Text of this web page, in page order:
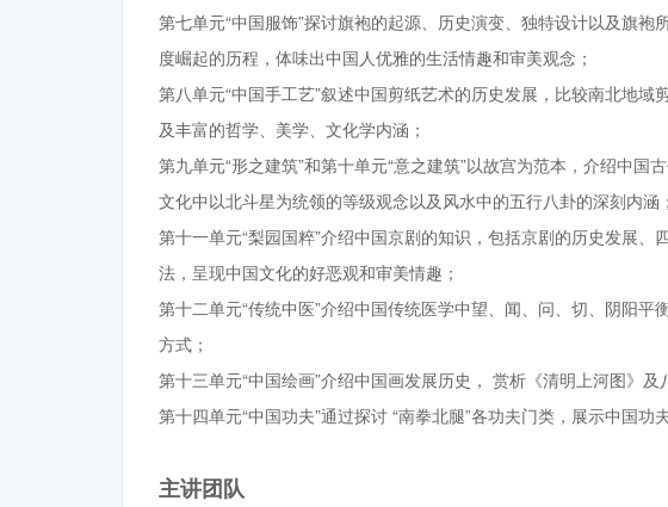
第七单元“中国服饰”探讨旗袍的起源、历史演变、独特设计以及旗
度崛起的历程，体味出中国人优雅的生活情趣和审美观念；
第八单元“中国手工艺”叙述中国剪纸艺术的历史发展，比较南北地
及丰富的哲学、美学、文化学内涵；
第九单元“形之建筑”和第十单元“意之建筑”以故宫为范本，介绍中
文化中以北斗星为统领的等级观念以及风水中的五行八卦的深刻内涵；
第十一单元“梨园国粹”介绍中国京剧的知识，包括京剧的历史发展
法，呈现中国文化的好恶观和审美情趣；
第十二单元“传统中医”介绍中国传统医学中望、闻、问、切、阴阳
方式；
第十三单元“中国绘画”介绍中国画发展历史， 赏析《清明上河图》及
第十四单元“中国功夫”通过探讨 “南拳北腿”各功夫门类，展示中国功
主讲团队